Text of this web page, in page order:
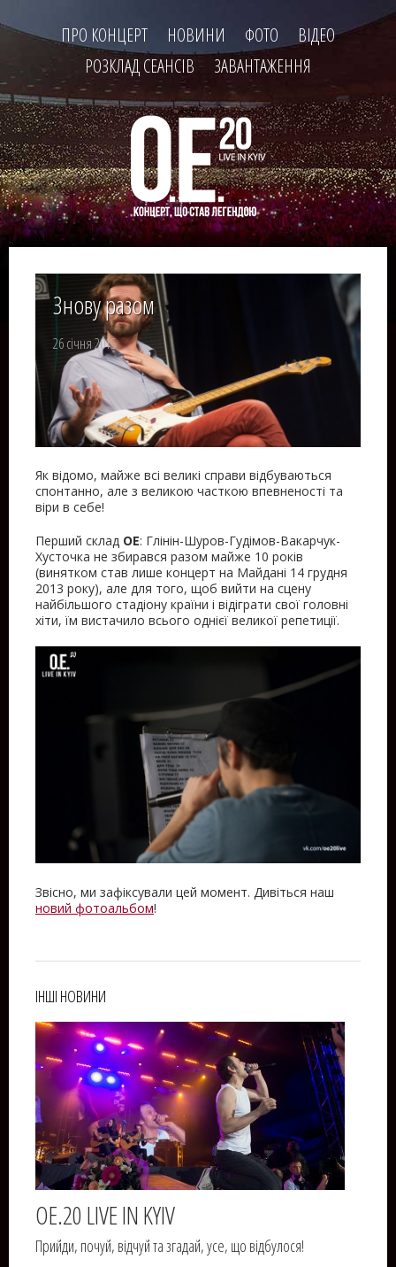
ПРО КОНЦЕРТ НОВИНИ ФОТО
ВІДЕО
РОЗКЛАД СЕАНСІВ
ЗАВАНТАЖЕННЯ
Знову разом
26 січня 2015
Як відомо, майже всі великі справи відбуваються
спонтанно, але з великою часткою впевненості та
віри в себе!
Перший склад ОЕ: Глінін-Шуров-Гудімов-Вакарчук-
Хусточка не збирався разом майже 10 років
(винятком став лише концерт на Майдані 14 грудня
2013 року), але для того, щоб вийти на сцену
найбільшого стадіону країни і відіграти свої головні
хіти, їм вистачило всього однієї великої репетиції.
Звісно, ми зафіксували цей момент. Дивіться наш
новий фотоальбом!
ІНШІ НОВИНИ
OE.20 LIVE IN KYIV
Прийди, почуй, відчуй та згадай, усе, що відбулося!